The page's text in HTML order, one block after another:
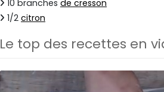
10 branches de cresson
1/2 citron
Le top des recettes en